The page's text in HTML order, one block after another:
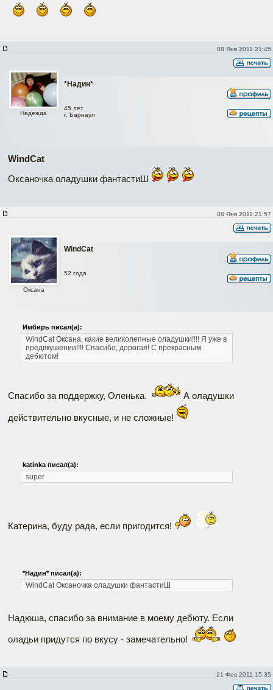
08 Янв 2011 21:45
*Надин*
Надежда
45 лет
г. Барнаул
WindCat
Оксаночка оладушки фантастиШ
08 Янв 2011 21:57
WindCat
Оксана
52 года
Имбирь писал(а):
WindCatОксана, какие великолепные оладушки!!!! Я уже в
предвкушении!!!! Спасибо, дорогая! С прекрасным
дебютом!
Спасибо за поддержку, Оленька. А оладушки
действительно вкусные, и не сложные!
katinka писал(а):
super
Катерина, буду рада, если пригодится!
*Надин* писал(а):
WindCatОксаночка оладушки фантастиШ
Надюша, спасибо за внимание в моему дебюту. Если
оладьи придутся по вкусу - замечательно!
21 Фев 2011 15:35